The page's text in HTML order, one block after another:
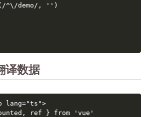
^\/demo/, '')
译数据
lang="ts">
ref } from 'vue'